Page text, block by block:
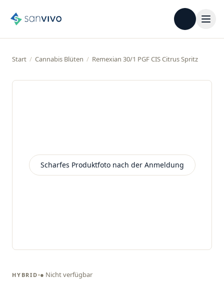
Start / Cannabis Blüten / Remexian 30/1 PGF CIS Citrus Spritz
Scharfes Produktfoto nach der Anmeldung
HYBRID ● Nicht verfügbar